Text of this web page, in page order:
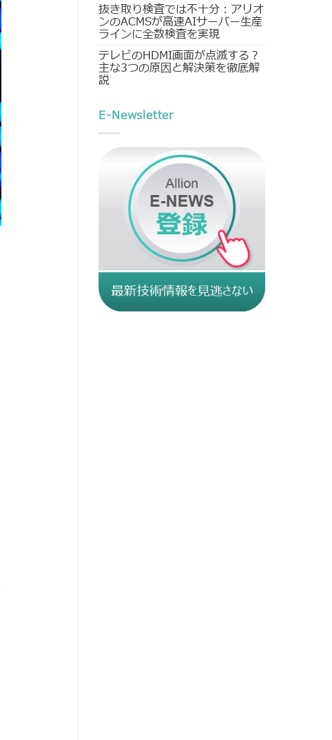
抜き取り検査では不十分：アリオ
ンのACMSが高速AIサーバー生産
ラインに全数検査を実現
テレビのHDMI画面が点滅する？
主な3つの原因と解決策を徹底解
説
E-Newsletter